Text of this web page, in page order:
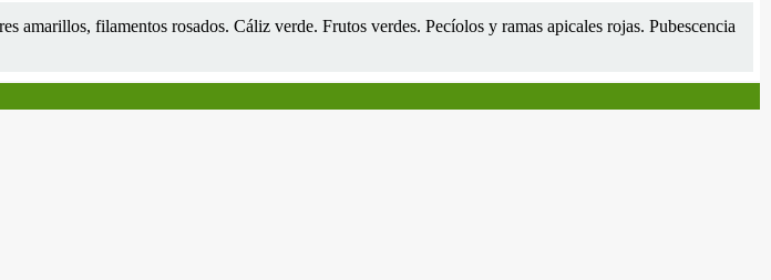
amarillos, filamentos rosados. Cáliz verde. Frutos verdes. Pecíolos y ramas apicales rojas. Pubescencia